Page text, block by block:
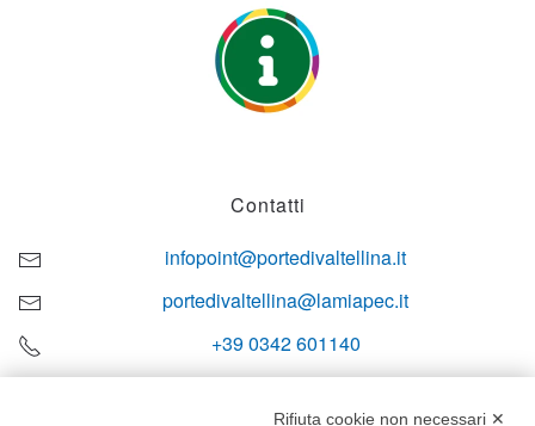
Contatti
infopoint@portedivaltellina.it
portedivaltellina@lamiapec.it
+39 0342 601140
Rifiuta cookie non necessari ✕